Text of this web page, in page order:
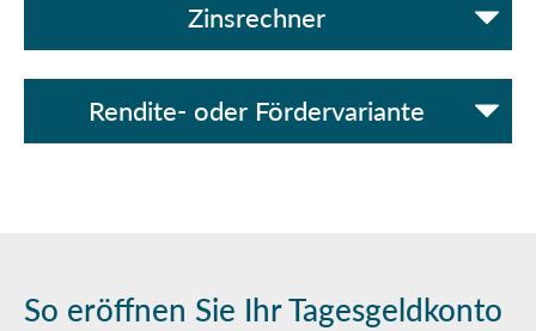
Zinsrechner
Rendite- oder Fördervariante
So eröffnen Sie Ihr Tagesgeldkonto